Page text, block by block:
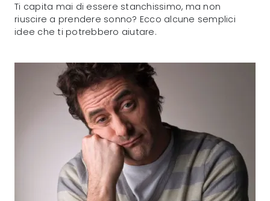
Ti capita mai di essere stanchissimo, ma non
riuscire a prendere sonno? Ecco alcune semplici
idee che ti potrebbero aiutare.